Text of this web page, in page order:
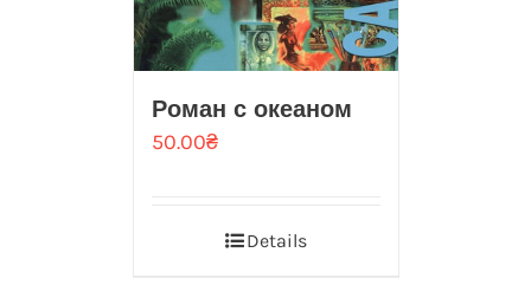
Роман с океаном
50.00₴
Details